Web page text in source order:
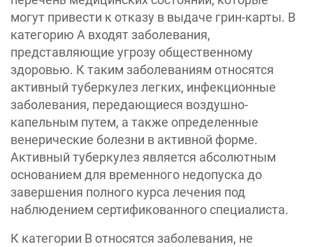
могут привести к отказу в выдаче грин-карты. В
категорию A входят заболевания,
представляющие угрозу общественному
здоровью. К таким заболеваниям относятся
активный туберкулез легких, инфекционные
заболевания, передающиеся воздушно-
капельным путем, а также определенные
венерические болезни в активной форме.
Активный туберкулез является абсолютным
основанием для временного недопуска до
завершения полного курса лечения под
наблюдением сертификованного специалиста.
К категории B относятся заболевания, не